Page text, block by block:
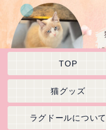
TOP
猫グッズ
ラグドールについて